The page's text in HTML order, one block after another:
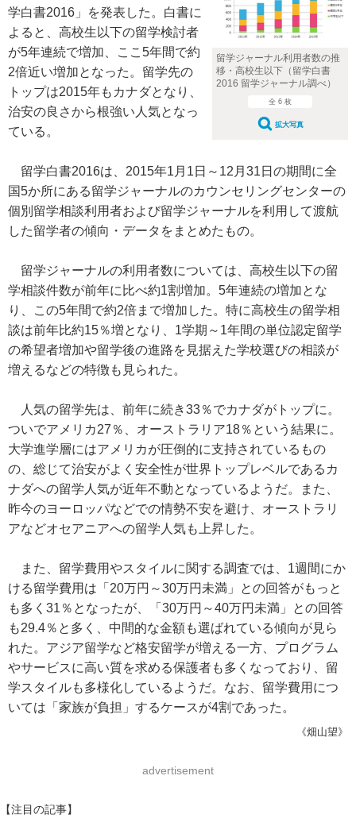
留学ジャーナル利用者数の推
移・高校生以下（留学白書
2016 留学ジャーナル調べ）
全 6 枚
拡大写真
学白書2016」を発表した。白書に
よると、高校生以下の留学検討者
が5年連続で増加、ここ5年間で約
2倍近い増加となった。留学先の
トップは2015年もカナダとなり、
治安の良さから根強い人気となっ
ている。
留学白書2016は、2015年1月1日～12月31日の期間に全
国5か所にある留学ジャーナルのカウンセリングセンターの
個別留学相談利用者および留学ジャーナルを利用して渡航
した留学者の傾向・データをまとめたもの。
留学ジャーナルの利用者数については、高校生以下の留
学相談件数が前年に比べ約1割増加。5年連続の増加とな
り、この5年間で約2倍まで増加した。特に高校生の留学相
談は前年比約15％増となり、1学期～1年間の単位認定留学
の希望者増加や留学後の進路を見据えた学校選びの相談が
増えるなどの特徴も見られた。
人気の留学先は、前年に続き33％でカナダがトップに。
ついでアメリカ27％、オーストラリア18％という結果に。
大学進学層にはアメリカが圧倒的に支持されているもの
の、総じて治安がよく安全性が世界トップレベルであるカ
ナダへの留学人気が近年不動となっているようだ。また、
昨今のヨーロッパなどでの情勢不安を避け、オーストラリ
アなどオセアニアへの留学人気も上昇した。
また、留学費用やスタイルに関する調査では、1週間にか
ける留学費用は「20万円～30万円未満」との回答がもっと
も多く31％となったが、「30万円～40万円未満」との回答
も29.4％と多く、中間的な金額も選ばれている傾向が見ら
れた。アジア留学など格安留学が増える一方、プログラム
やサービスに高い質を求める保護者も多くなっており、留
学スタイルも多様化しているようだ。なお、留学費用につ
いては「家族が負担」するケースが4割であった。
《畑山望》
advertisement
【注目の記事】